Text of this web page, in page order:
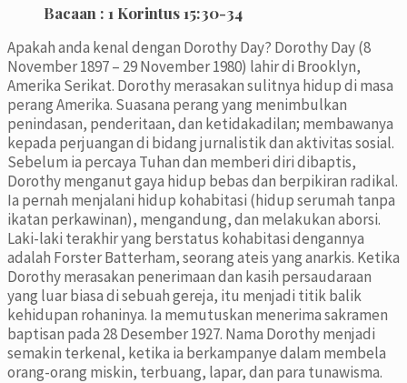
Bacaan : 1 Korintus 15:30-34
Apakah anda kenal dengan Dorothy Day? Dorothy Day (8
November 1897 – 29 November 1980) lahir di Brooklyn,
Amerika Serikat. Dorothy merasakan sulitnya hidup di masa
perang Amerika. Suasana perang yang menimbulkan
penindasan, penderitaan, dan ketidakadilan; membawanya
kepada perjuangan di bidang jurnalistik dan aktivitas sosial.
Sebelum ia percaya Tuhan dan memberi diri dibaptis,
Dorothy menganut gaya hidup bebas dan berpikiran radikal.
Ia pernah menjalani hidup kohabitasi (hidup serumah tanpa
ikatan perkawinan), mengandung, dan melakukan aborsi.
Laki-laki terakhir yang berstatus kohabitasi dengannya
adalah Forster Batterham, seorang ateis yang anarkis. Ketika
Dorothy merasakan penerimaan dan kasih persaudaraan
yang luar biasa di sebuah gereja, itu menjadi titik balik
kehidupan rohaninya. Ia memutuskan menerima sakramen
baptisan pada 28 Desember 1927. Nama Dorothy menjadi
semakin terkenal, ketika ia berkampanye dalam membela
orang-orang miskin, terbuang, lapar, dan para tunawisma.